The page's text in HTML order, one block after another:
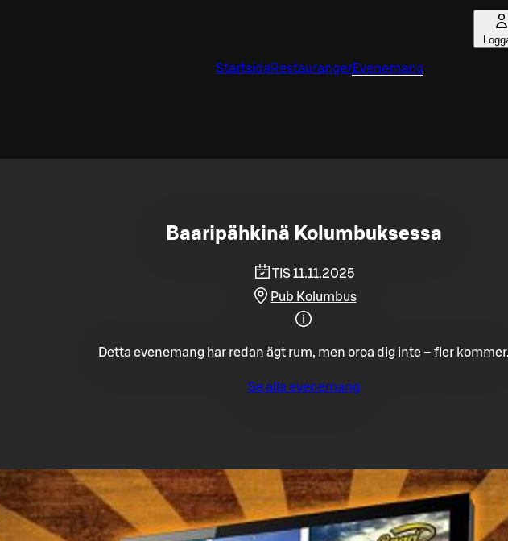
Startsida RestaurangerEvenemang
Baaripähkinä Kolumbuksessa
TIS 11.11.2025
Pub Kolumbus
Detta evenemang har redan ägt rum, men oroa dig inte – fler kommer.
Se alla evenemang